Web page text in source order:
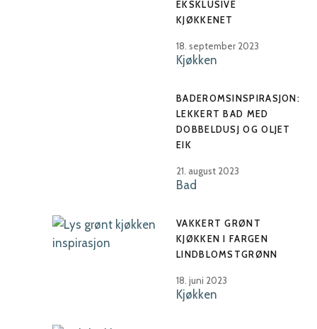
EKSKLUSIVE
KJØKKENET
18. september 2023
Kjøkken
BADEROMSINSPIRASJON:
LEKKERT BAD MED
DOBBELDUSJ OG OLJET
EIK
21. august 2023
Bad
VAKKERT GRØNT
KJØKKEN I FARGEN
LINDBLOMSTGRØNN
18. juni 2023
Kjøkken